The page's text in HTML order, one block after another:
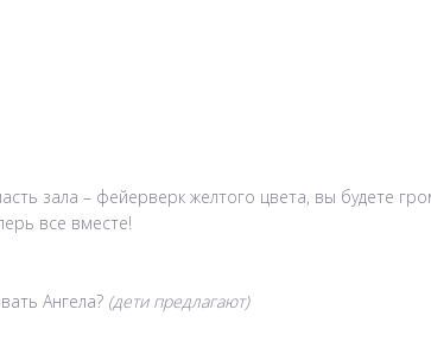
зала – фейерверк желтого цвета, вы будете
все вместе!
Ангела? (дети предлагают)